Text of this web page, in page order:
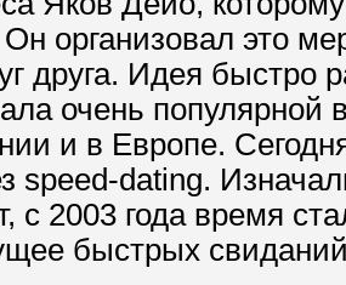
организовал это
друга. Идея быстро
очень
и в Европе.
speed-dating.
с 2003 года время
быстрых